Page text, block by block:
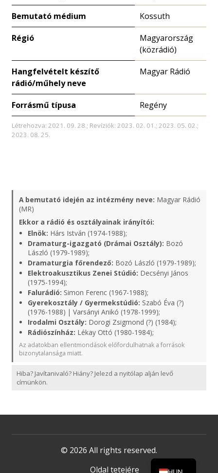
Bemutató médium Kossuth
Régió
Magyarország
(közrádió)
Hangfelvételt készítő
rádió/műhely neve
Magyar Rádió
Forrásmű típusa Regény
Létrehozva: 2021. 09. 28.; Revíziók: 2023. 02. 01.; 2023. 05. 02.;
2023. 08. 25.
A bemutató idején az intézmény neve: Magyar Rádió
(MR)
Ekkor a rádió és osztályainak irányítói:
Elnök: Hárs István (1974-1988);
Dramaturg-igazgató (Drámai Osztály): Bozó
László (1979-1989);
Dramaturgia főrendező: Bozó László (1979-1989);
Elektroakusztikus Zenei Stúdió: Decsényi János
(1975-1994);
Falurádió: Simon Ferenc (1967-1988);
Gyerekosztály / Gyermekstúdió: Szabó Éva (?)
(1976-1988) | Varsányi Anikó (1978-1999);
Irodalmi Osztály: Dorogi Zsigmond (?) (1984);
Rádiószínház: Lékay Ottó (1980-1984);
Az adatokban ellentmondások előfordulhatnak a források
bizonytalansága miatt.
Hiba? Javítanivaló? Hiány? Jelezd a nyitólap alján levő
címünkön.
© 2026 All rights reserved.
Oldal tetejére